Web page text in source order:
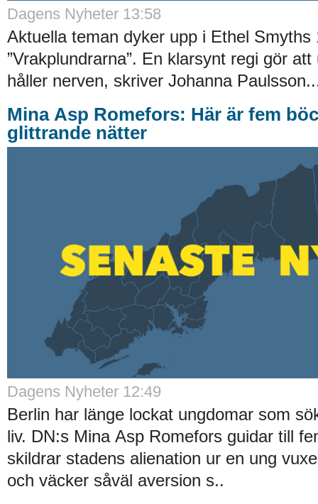
Dagens Nyheter 13:58
Aktuella teman dyker upp i Ethel Smyths
”Vrakplundrarna”. En klarsynt regi gör
håller nerven, skriver Johanna
Mina Asp Romefors: Här är fem
glittrande nätter
Dagens Nyheter 12:49
Berlin har länge lockat ungdomar som
liv. DN:s Mina Asp Romefors guidar till
skildrar stadens alienation ur en ung
och väcker såväl aversion s..